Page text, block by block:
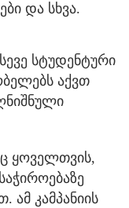
და სხვა.
სტუდენტური
აქვთ
ყოველთვის,
ამ კამპანიის